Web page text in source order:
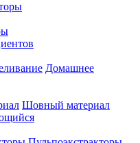
Домашнее
Шовный материал